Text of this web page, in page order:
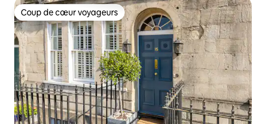
Coup de cœur voyageurs
Coup de cœur voyageurs